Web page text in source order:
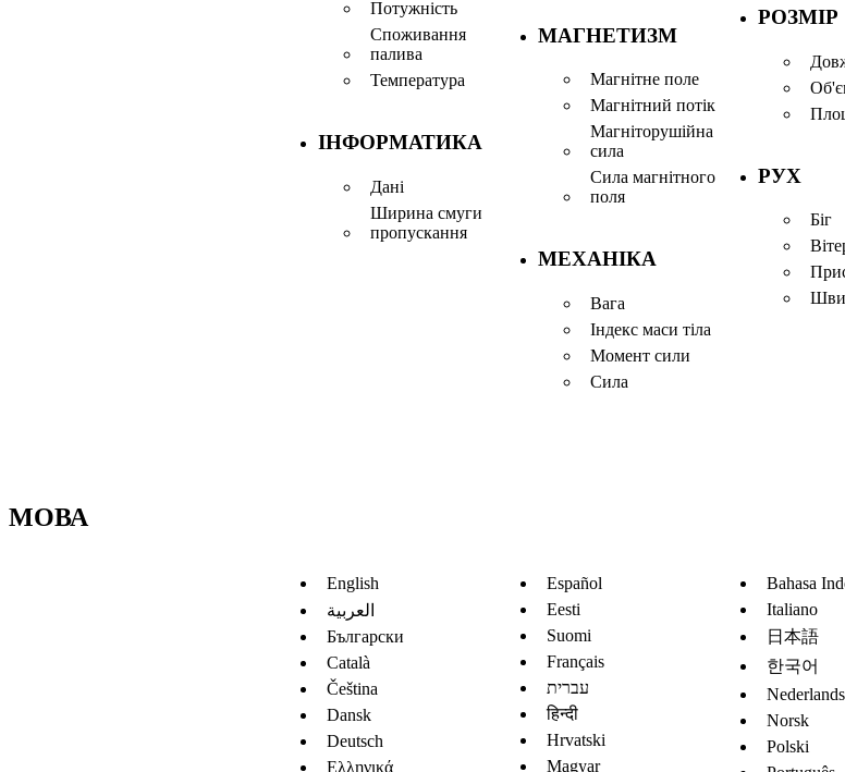
Потужність
Споживання
палива
Температура
ІНФОРМАТИКА
Дані
Ширина смуги
пропускання
МАГНЕТИЗМ
Магнітне поле
Магнітний потік
Магніторушійна
сила
Сила магнітного
поля
МЕХАНІКА
Вага
Індекс маси тіла
Момент сили
Сила
РОЗМІР
РУХ
Біг
МОВА
English
العربية
Български
Català
Čeština
Dansk
Deutsch
Ελληνικά
Español
Eesti
Suomi
Français
עברית
हिन्दी
Hrvatski
Magyar
Bahasa
Italiano
日本語
한국어
Nederlands
Norsk
Polski